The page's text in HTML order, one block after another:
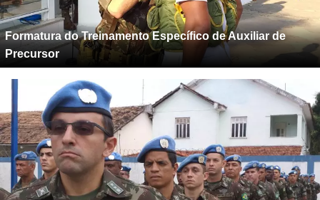
Formatura do Treinamento Específico de Auxiliar de
Precursor